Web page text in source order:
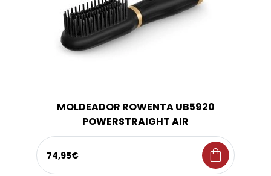
MOLDEADOR ROWENTA UB5920
POWERSTRAIGHT AIR
74,95€ shopping_bag